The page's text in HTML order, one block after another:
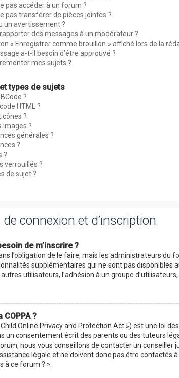
pas accéder à un forum ?
pas transférer de pièces jointes ?
un avertissement ?
des messages à un modérateur ?
« Enregistrer comme brouillon » affiché lors de la
a-t-il besoin d’être approuvé ?
mes sujets ?
types de sujets
?
HTML ?
?
images ?
générales ?
?
?
verrouillés ?
de sujet ?
connexion et d’inscription
de m’inscrire ?
l’obligation de le faire, mais les administrateurs
supplémentaires qui ne sont pas disponibles
utilisateurs, l’adhésion à un groupe
COPPA ?
Child Online Privacy and Protection Act ») est une
un consentement écrit des parents ou des tuteurs
nous vous conseillons de contacter un
légale et ne doivent donc pas être contactés
à ce forum ? ».